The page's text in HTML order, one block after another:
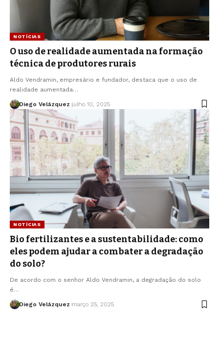
NOTÍCIAS
O uso de realidade aumentada na formação
técnica de produtores rurais
Aldo Vendramin, empresário e fundador, destaca que o uso de
realidade aumentada…
Diego Velázquez julho 10, 2025
NOTÍCIAS
Bio fertilizantes e a sustentabilidade: como
eles podem ajudar a combater a degradação
do solo?
De acordo com o senhor Aldo Vendramin, a degradação do solo
é…
Diego Velázquez março 25, 2025